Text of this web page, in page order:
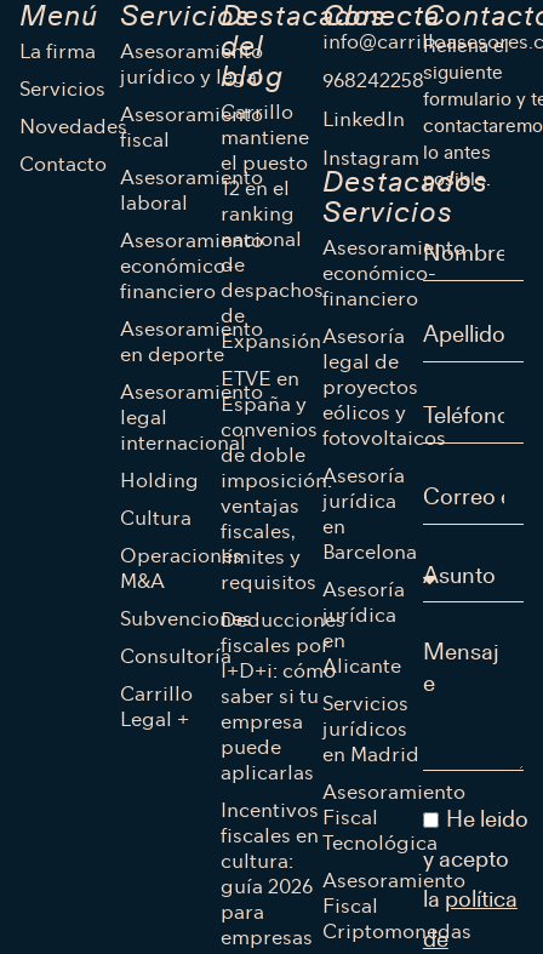
Menú
La firma
Servicios
Novedades
Contacto
Servicios
Asesoramiento
jurídico y legal
Asesoramiento
fiscal
Asesoramiento
laboral
Asesoramiento
económico-
financiero
Asesoramiento
en deporte
Asesoramiento
legal
internacional
Holding
Cultura
Operaciones
M&A
Subvenciones
Consultoría
Carrillo
Legal +
Destacados
del
blog
Carrillo
mantiene
el puesto
12 en el
ranking
nacional
de
despachos
de
Expansión
ETVE en
España y
convenios
de doble
imposición:
ventajas
fiscales,
límites y
requisitos
Deducciones
fiscales por
I+D+i: cómo
saber si tu
empresa
puede
aplicarlas
Incentivos
fiscales en
cultura:
guía 2026
para
empresas
Conecta
968242258
LinkedIn
Instagram
Destacados
Servicios
Asesoramiento
económico-
financiero
Asesoría
legal de
proyectos
eólicos y
fotovoltaicos
Asesoría
jurídica
en
Barcelona
Asesoría
jurídica
en
Alicante
Servicios
jurídicos
en Madrid
Asesoramiento
Fiscal
Tecnológica
Asesoramiento
Fiscal
Criptomonedas
Rellena el
siguiente
formulario y
lo antes
posible.
He leido
y acepto
la política
de